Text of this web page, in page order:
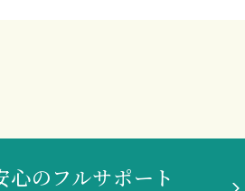
心のフルサポート